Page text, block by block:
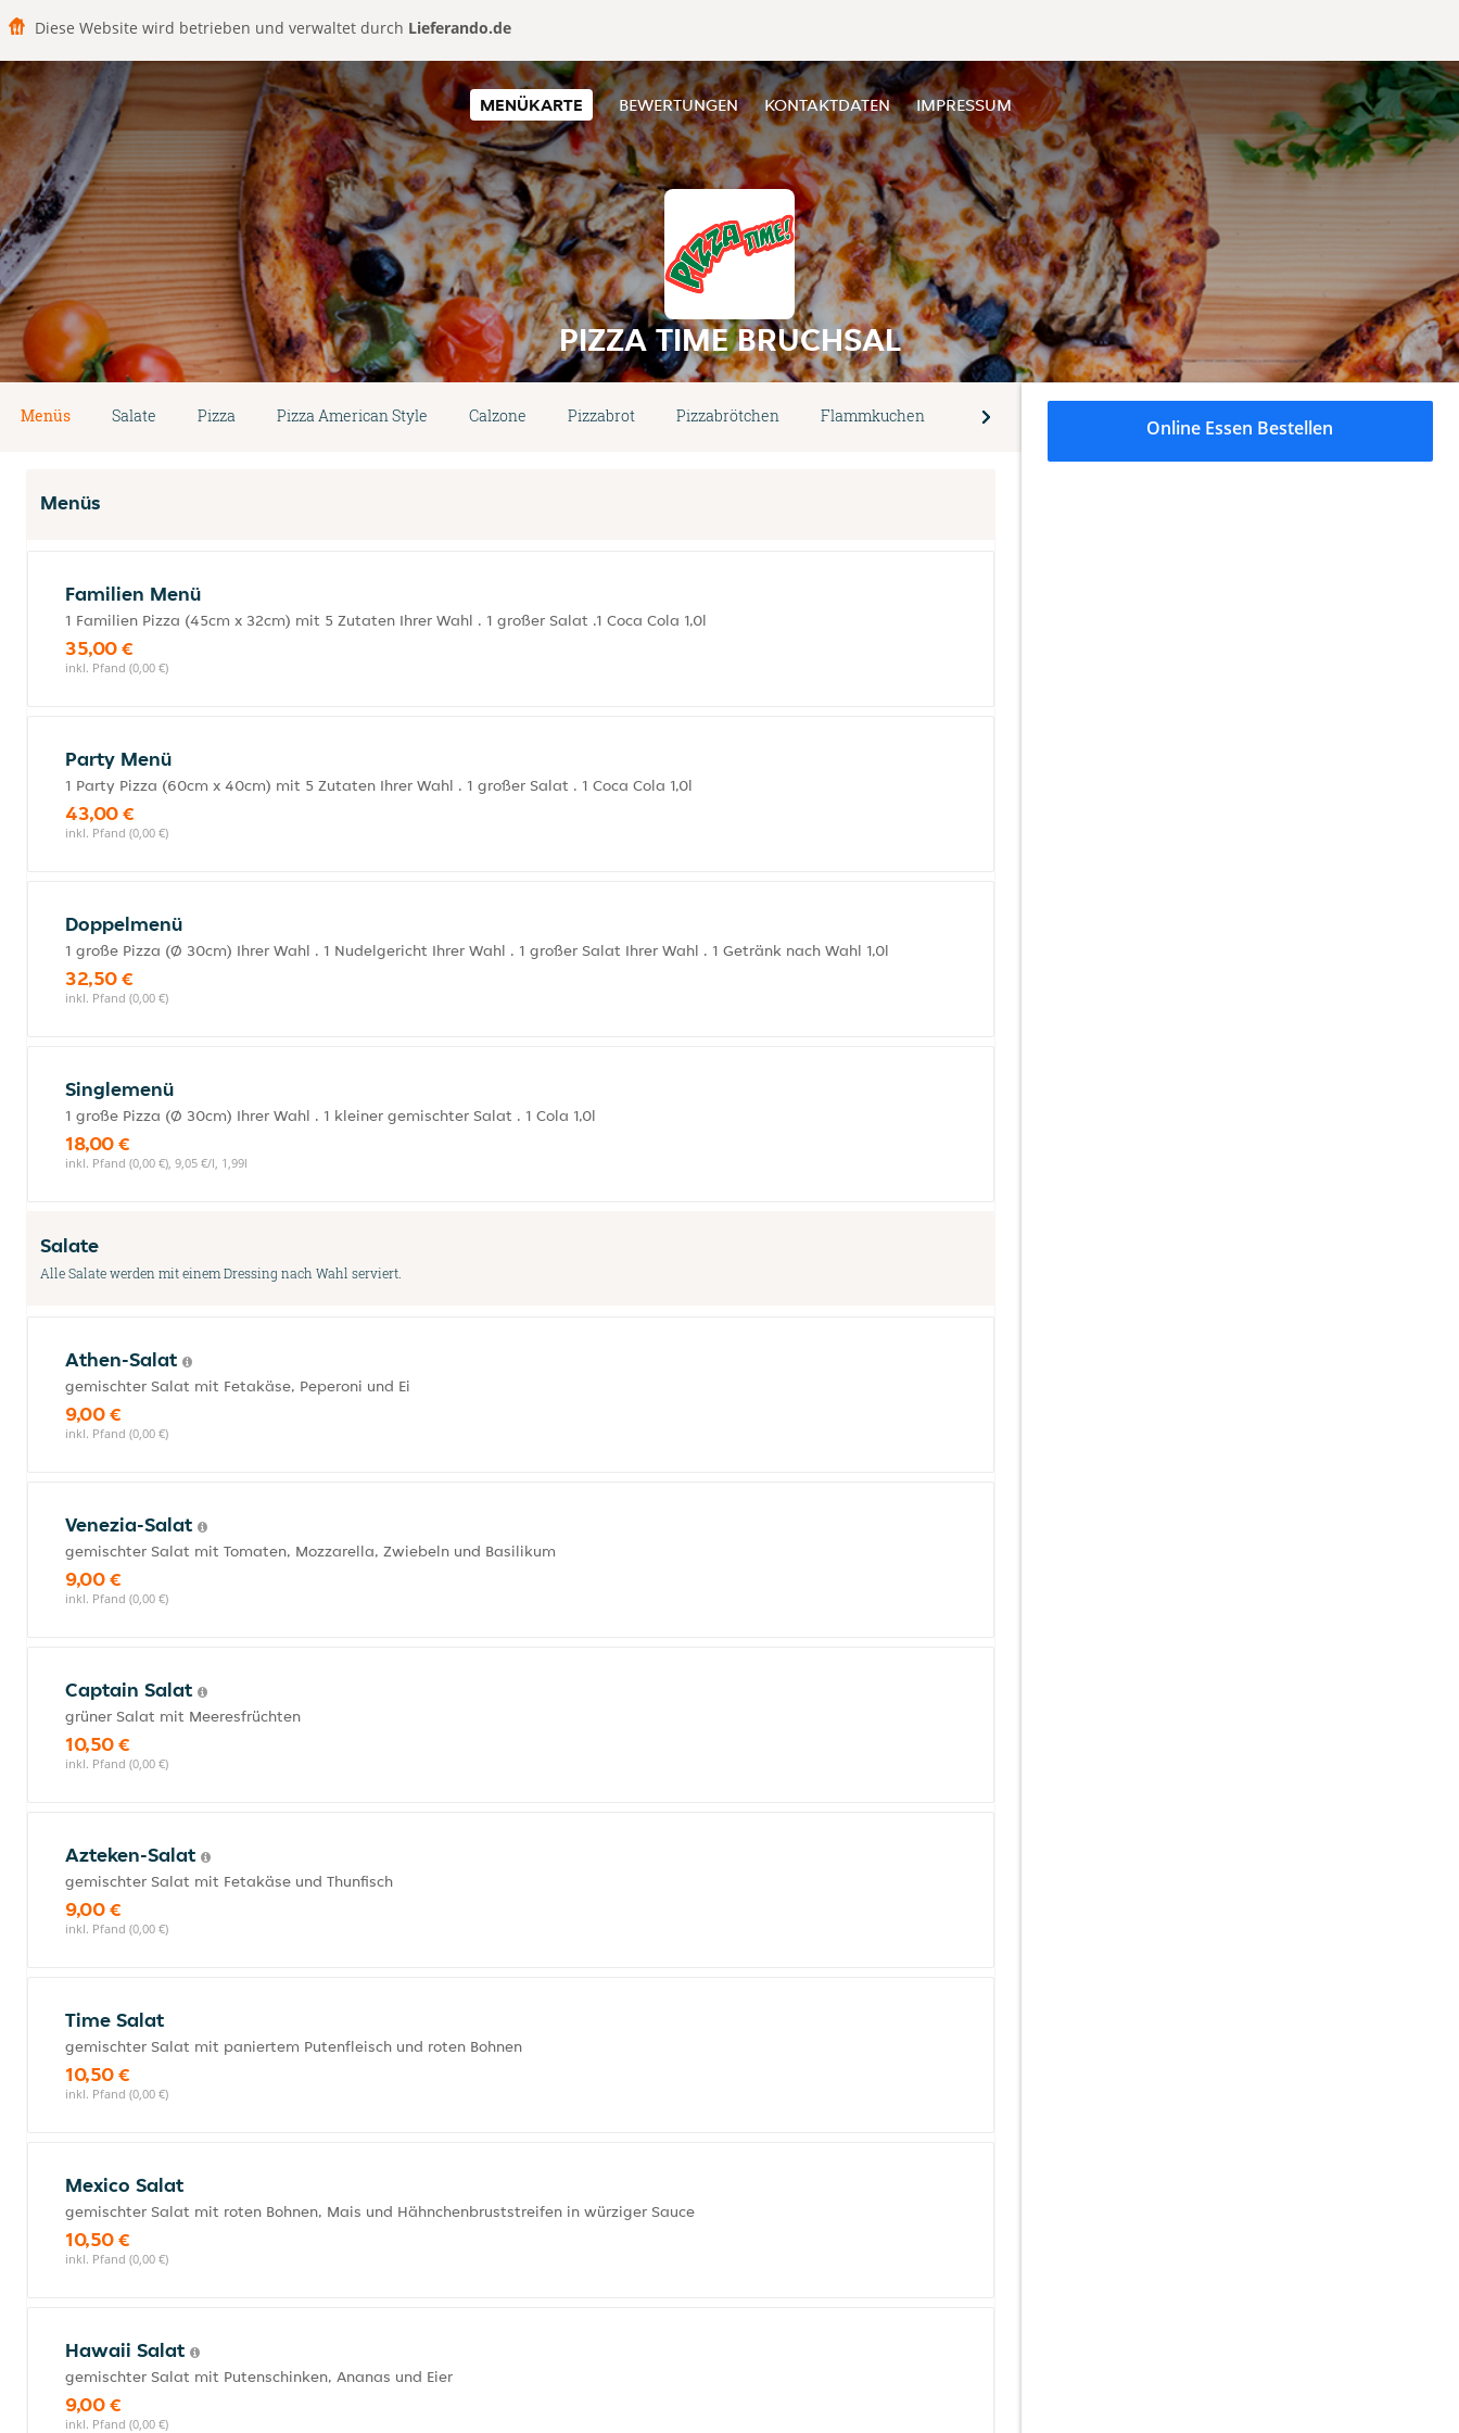
Diese Website wird betrieben und verwaltet durch Lieferando.de
MENÜKARTE BEWERTUNGEN KONTAKTDATEN IMPRESSUM
PIZZA TIME BRUCHSAL
Menüs Salate Pizza Pizza American Style Calzone Pizzabrot Pizzabrötchen Flammkuchen Pasta Pasta Al Forno Kartoffel- Auflauf
Menüs
Familien Menü
1 Familien Pizza (45cm x 32cm) mit 5 Zutaten Ihrer Wahl . 1 großer Salat .1 Coca Cola 1,0l
35,00 €
inkl. Pfand (0,00 €)
Party Menü
1 Party Pizza (60cm x 40cm) mit 5 Zutaten Ihrer Wahl . 1 großer Salat . 1 Coca Cola 1,0l
43,00 €
inkl. Pfand (0,00 €)
Doppelmenü
1 große Pizza (Ø 30cm) Ihrer Wahl . 1 Nudelgericht Ihrer Wahl . 1 großer Salat Ihrer Wahl . 1 Getränk nach Wahl 1,0l
32,50 €
inkl. Pfand (0,00 €)
Singlemenü
1 große Pizza (Ø 30cm) Ihrer Wahl . 1 kleiner gemischter Salat . 1 Cola 1,0l
18,00 €
inkl. Pfand (0,00 €), 9,05 €/l, 1,99l
Salate
Alle Salate werden mit einem Dressing nach Wahl serviert.
Athen-Salat
gemischter Salat mit Fetakäse, Peperoni und Ei
9,00 €
inkl. Pfand (0,00 €)
Venezia-Salat
gemischter Salat mit Tomaten, Mozzarella, Zwiebeln und Basilikum
9,00 €
inkl. Pfand (0,00 €)
Captain Salat
grüner Salat mit Meeresfrüchten
10,50 €
inkl. Pfand (0,00 €)
Azteken-Salat
gemischter Salat mit Fetakäse und Thunfisch
9,00 €
inkl. Pfand (0,00 €)
Time Salat
gemischter Salat mit paniertem Putenfleisch und roten Bohnen
10,50 €
inkl. Pfand (0,00 €)
Mexico Salat
gemischter Salat mit roten Bohnen, Mais und Hähnchenbruststreifen in würziger Sauce
10,50 €
inkl. Pfand (0,00 €)
Hawaii Salat
gemischter Salat mit Putenschinken, Ananas und Eier
9,00 €
inkl. Pfand (0,00 €)
Online Essen Bestellen